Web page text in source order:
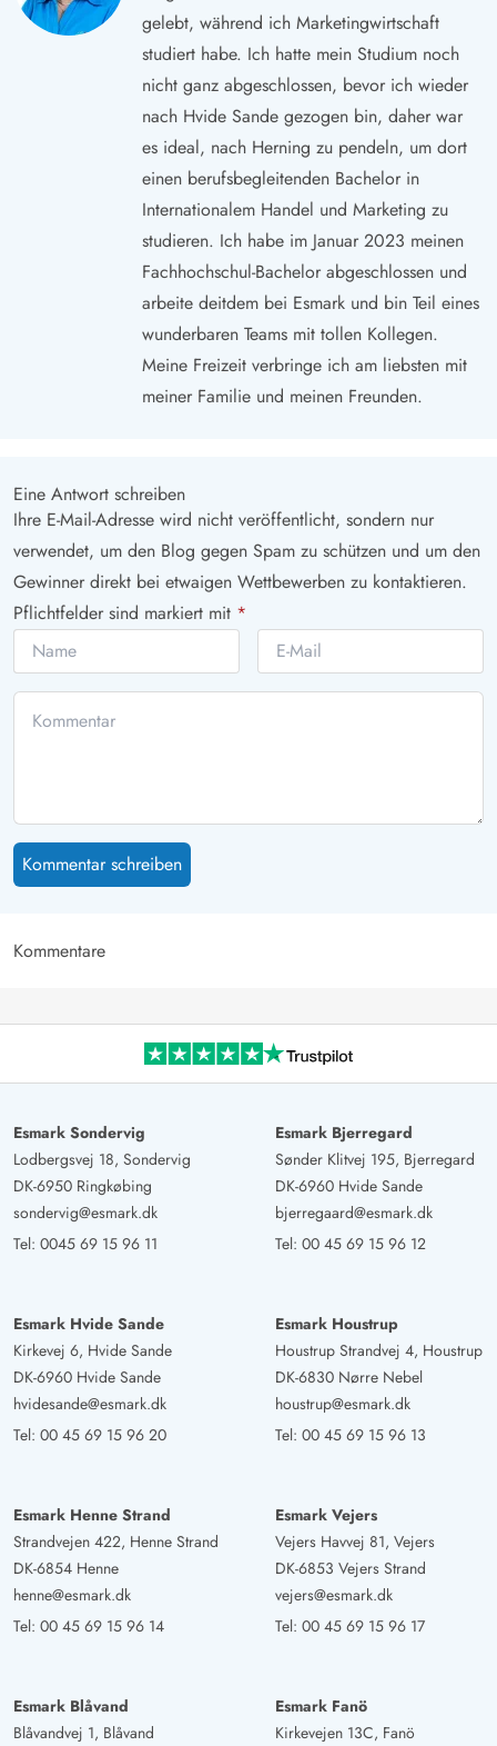
gelebt, während ich Marketingwirtschaft
studiert habe. Ich hatte mein Studium noch
nicht ganz abgeschlossen, bevor ich wieder
nach Hvide Sande gezogen bin, daher war
es ideal, nach Herning zu pendeln, um dort
einen berufsbegleitenden Bachelor in
Internationalem Handel und Marketing zu
studieren. Ich habe im Januar 2023 meinen
Fachhochschul-Bachelor abgeschlossen und
arbeite deitdem bei Esmark und bin Teil eines
wunderbaren Teams mit tollen Kollegen.
Meine Freizeit verbringe ich am liebsten mit
meiner Familie und meinen Freunden.
Eine Antwort schreiben
Ihre E-Mail-Adresse wird nicht veröffentlicht, sondern nur
verwendet, um den Blog gegen Spam zu schützen und um den
Gewinner direkt bei etwaigen Wettbewerben zu kontaktieren.
Pflichtfelder sind markiert mit *
Kommentar schreiben
Kommentare
Esmark Sondervig
Lodbergsvej 18, Sondervig
DK-6950 Ringkøbing
sondervig@esmark.dk
Tel: 0045 69 15 96 11
Esmark Bjerregard
Sønder Klitvej 195, Bjerregard
DK-6960 Hvide Sande
bjerregaard@esmark.dk
Tel: 00 45 69 15 96 12
Esmark Hvide Sande
Kirkevej 6, Hvide Sande
DK-6960 Hvide Sande
hvidesande@esmark.dk
Tel: 00 45 69 15 96 20
Esmark Houstrup
Houstrup Strandvej 4, Houstrup
DK-6830 Nørre Nebel
houstrup@esmark.dk
Tel: 00 45 69 15 96 13
Esmark Henne Strand
Strandvejen 422, Henne Strand
DK-6854 Henne
henne@esmark.dk
Tel: 00 45 69 15 96 14
Esmark Vejers
Vejers Havvej 81, Vejers
DK-6853 Vejers Strand
vejers@esmark.dk
Tel: 00 45 69 15 96 17
Esmark Blåvand
Blåvandvej 1, Blåvand
Esmark Fanö
Kirkevejen 13C, Fanö